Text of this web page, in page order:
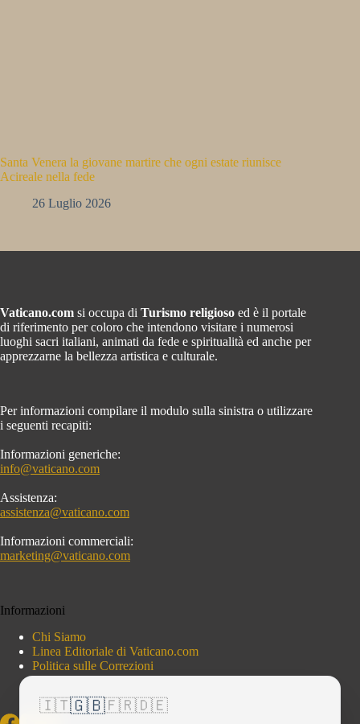
Santa Venera la giovane martire che ogni estate riunisce
Acireale nella fede
26 Luglio 2026
Vaticano.com si occupa di Turismo religioso ed è il portale
di riferimento per coloro che intendono visitare i numerosi
luoghi sacri italiani, animati da fede e spiritualità ed anche per
apprezzarne la bellezza artistica e culturale.
Per informazioni compilare il modulo sulla sinistra o utilizzare
i seguenti recapiti:
Informazioni generiche:
info@vaticano.com
Assistenza:
assistenza@vaticano.com
Informazioni commerciali:
marketing@vaticano.com
Informazioni
Chi Siamo
Linea Editoriale di Vaticano.com
Politica sulle Correzioni
🇮🇹🇬🇧🇫🇷🇩🇪